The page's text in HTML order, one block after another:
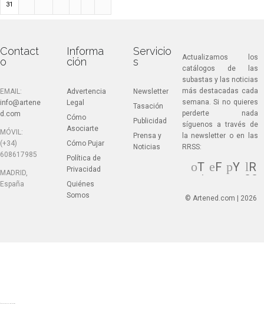
31
Contact
o
EMAIL:
info@artene
d.com
MÓVIL:
(+34)
608617985
MADRID,
España
Informa
ción
Advertencia
Legal
Cómo
Asociarte
Cómo Pujar
Política de
Privacidad
Quiénes
Somos
Servicio
s
Newsletter
Tasación
Publicidad
Prensa y
Noticias
Actualizamos los
catálogos de las
subastas y las noticias
más destacadas cada
semana. Si no quieres
perderte nada
síguenos a través de
la newsletter o en las
RRSS:
T
wi
er
F
eb
oo
Y
be
R
SS
© Artened.com | 2026